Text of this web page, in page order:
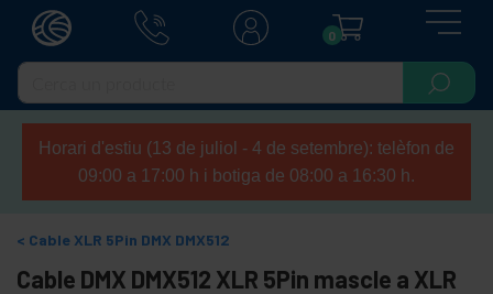
0
Horari d'estiu (13 de juliol - 4 de setembre): telèfon de
09:00 a 17:00 h i botiga de 08:00 a 16:30 h.
Cable XLR 5Pin DMX DMX512
Cable DMX DMX512 XLR 5Pin mascle a XLR